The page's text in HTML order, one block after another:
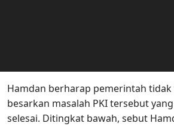
Hamdan berharap pemerintah
besarkan masalah PKI tersebut
selesai. Ditingkat bawah, sebut